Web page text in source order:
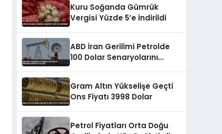
Kuru Soğanda Gümrük
Vergisi Yüzde 5’e İndirildi
ABD İran Gerilimi Petrolde
100 Dolar Senaryolarını
Gram Altın Yükselişe Geçti
Ons Fiyatı 3998 Dolar
Petrol Fiyatları Orta Doğu